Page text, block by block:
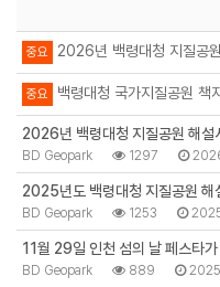
중요 2026년 백령대청 지질공
중요 백령대청 국가지질공원
2026년 백령대청 지질공원 해설
BD Geopark 1297
2025년도 백령대청 지질공원 해
BD Geopark 1253
11월 29일 인천 섬의 날 페스타
BD Geopark 889